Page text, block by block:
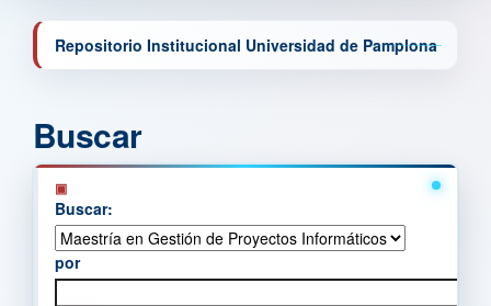
Repositorio Institucional Universidad de Pamplona
Buscar
Buscar:
por